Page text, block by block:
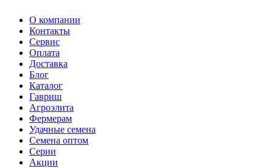
О компании
Контакты
Сервис
Оплата
Доставка
Блог
Каталог
Гавриш
Агроэлита
Фермерам
Удачные семена
Семена оптом
Серии
Акции